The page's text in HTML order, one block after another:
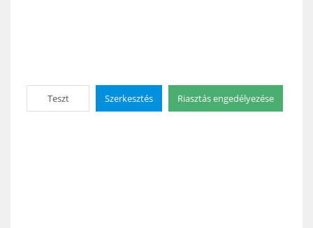
Teszt Szerkesztés Riasztás engedélyezése